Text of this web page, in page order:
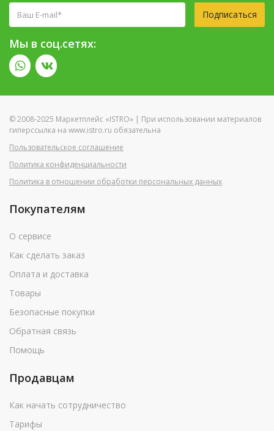
Подписаться
Мы в соц.сетях:
© 2008-2025 Маркетплейс «ISTRO» | При использовании материалов
гиперссылка на www.istro.ru обязательна
Пользовательское соглашение
Политика конфиденциальности
Политика в отношении обработки персональных данных
Покупателям
О сервисе
Как сделать заказ
Оплата и доставка
Товары
Безопасные покупки
Обратная связь
Помощь
Продавцам
Как начать сотрудничество
Тарифы